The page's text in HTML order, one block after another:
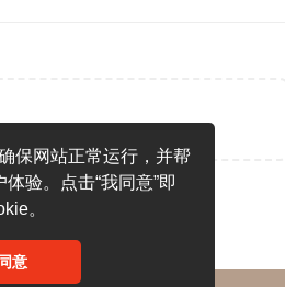
保网站正常运行，并帮
验。点击“我同意”即
。
意